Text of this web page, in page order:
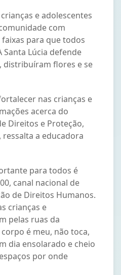
e adolescentes
com
para que todos
Santa Lúcia defende
distribuíram flores e se
nas crianças e
acerca do
Direitos e Proteção,
ressalta a educadora
para todos é
canal nacional de
de Direitos Humanos.
crianças e
pelas ruas da
é meu, não toca,
dia ensolarado e cheio
por onde